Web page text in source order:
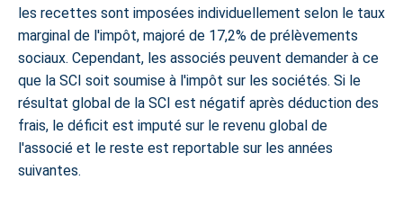
les recettes sont imposées individuellement selon le taux
marginal de l'impôt, majoré de 17,2% de prélèvements
sociaux. Cependant, les associés peuvent demander à ce
que la SCI soit soumise à l'impôt sur les sociétés. Si le
résultat global de la SCI est négatif après déduction des
frais, le déficit est imputé sur le revenu global de
l'associé et le reste est reportable sur les années
suivantes.